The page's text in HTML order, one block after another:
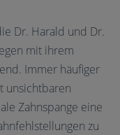
Dr. Harald und Dr.
mit ihrem
Immer häufiger
unsichtbaren
Zahnspange eine
zu